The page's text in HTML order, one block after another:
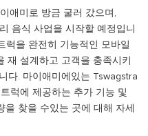
애미로 방금 굴러 갔으며,
음식 사업을 시작할 예정입니
럭을 완전히 기능적인 모바일
재 설계하고 고객을 충족시키
다. 마이애미에있는 Tswagstra
럭에 제공하는 추가 기능 및
찾을 수있는 곳에 대해 자세